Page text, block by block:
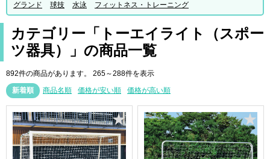
グランド
球技 水泳 フィットネス・トレーニング
カテゴリー「トーエイライト（スポー
ツ器具）」の商品一覧
892件の商品があります。 265～288件を表示
新着順
商品名順 価格が安い順 価格が高い順
★ ★